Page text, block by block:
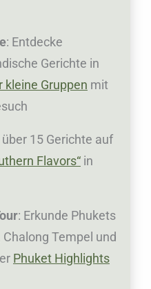
: Entdecke
Gerichte in
kleine Gruppen mit
über 15 Gerichte auf
Flavors“ in
: Erkunde Phukets
Tempel und
Phuket Highlights